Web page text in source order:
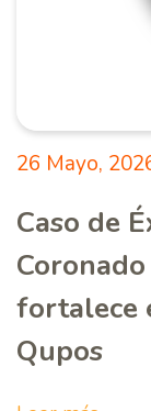
26 Mayo,
Caso de
fortalece
Qupos